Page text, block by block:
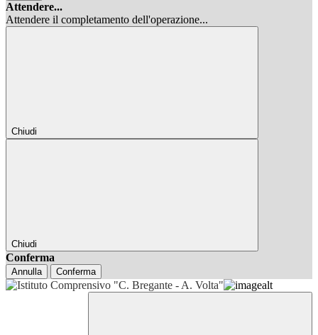
Attendere...
Attendere il completamento dell'operazione...
Chiudi
Chiudi
Conferma
Annulla Conferma